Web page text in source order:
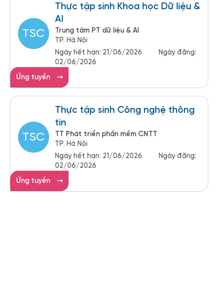
TSC
Thực tập sinh Khoa học Dữ liệu &
AI
Trung tâm PT dữ liệu & AI
TP. Hà Nội
Ngày hết hạn: 21/06/2026
Ngày đăng:
02/06/2026
Ứng tuyển
TSC
Thực tập sinh Công nghệ thông
tin
TT Phát triển phần mềm CNTT
TP. Hà Nội
Ngày hết hạn: 21/06/2026
Ngày đăng:
02/06/2026
Ứng tuyển